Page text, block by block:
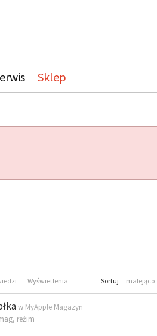
Sklep
Wyświetlenia Sortuj malejąco
w MyApple Magazyn
, reżim